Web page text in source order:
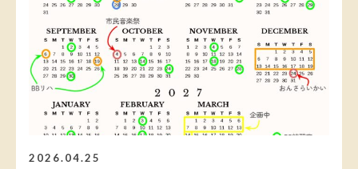
2026.04.25